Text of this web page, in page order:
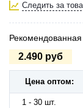
Следить за
2.490 руб
Цена оптом:
1 - 30 шт.